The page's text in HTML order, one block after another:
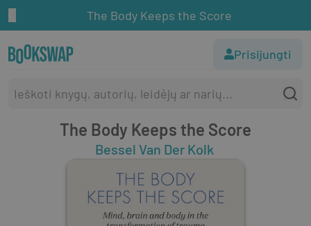
The Body Keeps the Score
Prisijungti
The Body Keeps the Score
Bessel Van Der Kolk